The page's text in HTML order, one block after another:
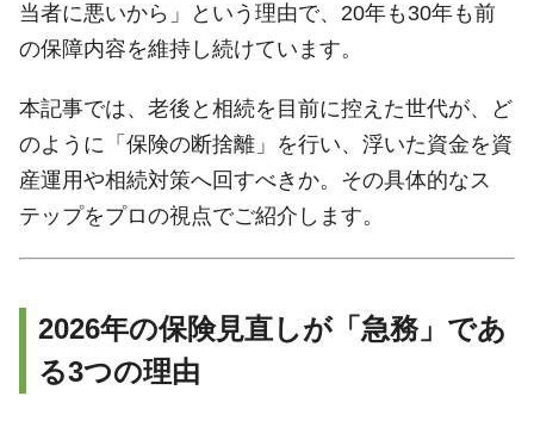
当者に悪いから」という理由で、20年も30年も前
の保障内容を維持し続けています。
本記事では、老後と相続を目前に控えた世代が、ど
のように「保険の断捨離」を行い、浮いた資金を資
産運用や相続対策へ回すべきか。その具体的なス
テップをプロの視点でご紹介します。
2026年の保険見直しが「急務」であ
る3つの理由